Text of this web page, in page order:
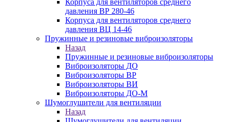
Корпуса для вентиляторов среднего
давления ВР 280-46
Корпуса для вентиляторов среднего
давления ВЦ 14-46
Пружинные и резиновые виброизоляторы
Назад
Пружинные и резиновые виброизоляторы
Виброизоляторы ДО
Виброизоляторы ВР
Виброизоляторы ВИ
Виброизоляторы ДО-М
Шумоглушители для вентиляции
Назад